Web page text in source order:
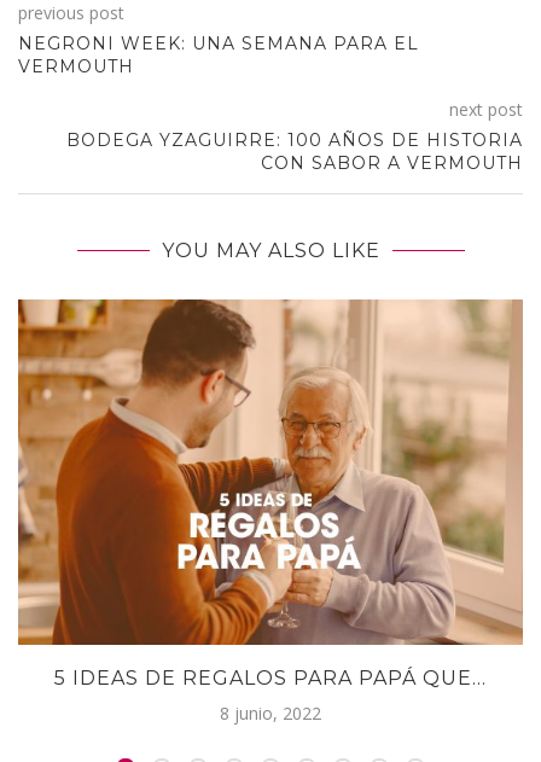
previous post
NEGRONI WEEK: UNA SEMANA PARA EL
VERMOUTH
next post
BODEGA YZAGUIRRE: 100 AÑOS DE HISTORIA
CON SABOR A VERMOUTH
YOU MAY ALSO LIKE
5 IDEAS DE REGALOS PARA PAPÁ QUE...
8 junio, 2022